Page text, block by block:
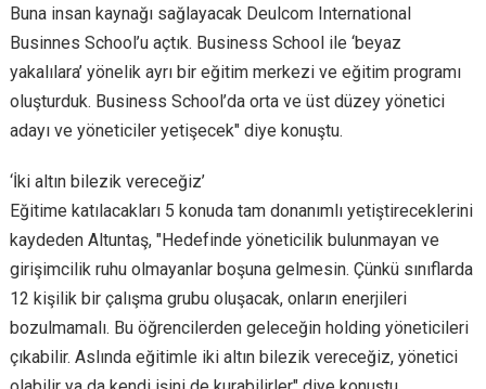
Buna insan kaynağı sağlayacak Deulcom International
Businnes School’u açtık. Business School ile ‘beyaz
yakalılara’ yönelik ayrı bir eğitim merkezi ve eğitim programı
oluşturduk. Business School’da orta ve üst düzey yönetici
adayı ve yöneticiler yetişecek" diye konuştu.
‘İki altın bilezik vereceğiz’
Eğitime katılacakları 5 konuda tam donanımlı yetiştireceklerini
kaydeden Altuntaş, "Hedefinde yöneticilik bulunmayan ve
girişimcilik ruhu olmayanlar boşuna gelmesin. Çünkü sınıflarda
12 kişilik bir çalışma grubu oluşacak, onların enerjileri
bozulmamalı. Bu öğrencilerden geleceğin holding yöneticileri
çıkabilir. Aslında eğitimle iki altın bilezik vereceğiz, yönetici